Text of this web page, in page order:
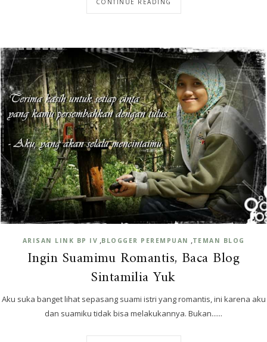
CONTINUE READING
ARISAN LINK BP IV BLOGGER PEREMPUAN TEMAN BLOG
Ingin Suamimu Romantis, Baca Blog
Sintamilia Yuk
Aku suka banget lihat sepasang suami istri yang romantis, ini karena aku
dan suamiku tidak bisa melakukannya. Bukan......